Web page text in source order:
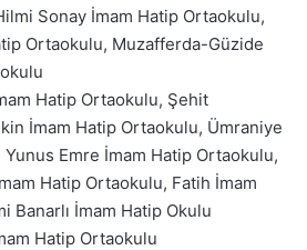
Sonay İmam Hatip Ortaokulu,
Ortaokulu, Muzafferda-Güzide
Hatip Ortaokulu, Şehit
İmam Hatip Ortaokulu, Ümraniye
Emre İmam Hatip Ortaokulu,
Hatip Ortaokulu, Fatih İmam
Banarlı İmam Hatip Okulu
Hatip Ortaokulu